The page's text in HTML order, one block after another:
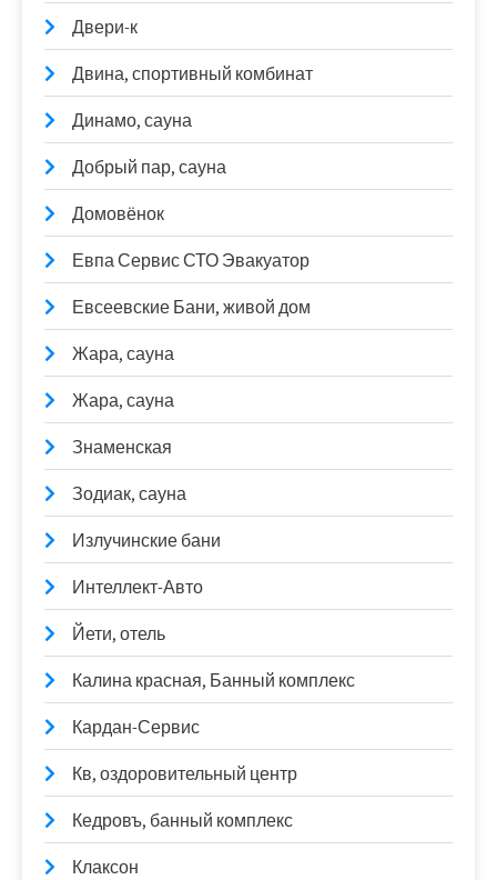
Двери-к
Двина, спортивный комбинат
Динамо, сауна
Добрый пар, сауна
Домовёнок
Евпа Сервис СТО Эвакуатор
Евсеевские Бани, живой дом
Жара, сауна
Жара, сауна
Знаменская
Зодиак, сауна
Излучинские бани
Интеллект-Авто
Йети, отель
Калина красная, Банный комплекс
Кардан-Сервис
Кв, оздоровительный центр
Кедровъ, банный комплекс
Клаксон